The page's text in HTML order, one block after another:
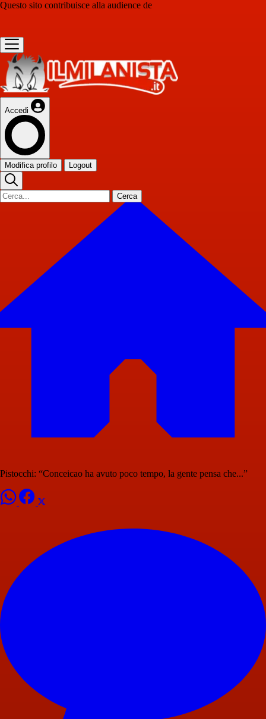
Questo sito contribuisce alla audience de
Accedi
Modifica profilo Logout
Cerca
Pistocchi: “Conceicao ha avuto poco tempo, la gente pensa che...”